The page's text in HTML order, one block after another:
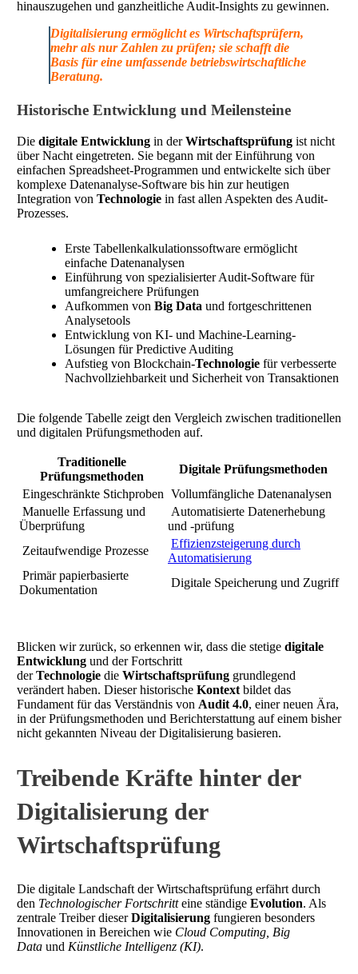
hinauszugehen und ganzheitliche Audit-Insights zu gewinnen.
Digitalisierung ermöglicht es Wirtschaftsprüfern,
mehr als nur Zahlen zu prüfen; sie schafft die
Basis für eine umfassende betriebswirtschaftliche
Beratung.
Historische Entwicklung und Meilensteine
Die digitale Entwicklung in derWirtschaftsprüfung ist nicht
über Nacht eingetreten. Sie begann mit der Einführung von
einfachen Spreadsheet-Programmen und entwickelte sich über
komplexe Datenanalyse-Software bis hin zur heutigen
Integration von Technologie in fast allen Aspekten des Audit-
Prozesses.
Erste Tabellenkalkulationssoftware ermöglicht
einfache Datenanalysen
Einführung von spezialisierter Audit-Software für
umfangreichere Prüfungen
Aufkommen von Big Data und fortgeschrittenen
Analysetools
Entwicklung von KI- und Machine-Learning-
Lösungen für Predictive Auditing
Aufstieg von Blockchain-Technologie für verbesserte
Nachvollziehbarkeit und Sicherheit von Transaktionen
Die folgende Tabelle zeigt den Vergleich zwischen traditionellen
und digitalen Prüfungsmethoden auf.
Traditionelle
Prüfungsmethoden
Digitale Prüfungsmethoden
Eingeschränkte Stichproben Vollumfängliche Datenanalysen
Manuelle Erfassung und
Überprüfung
Automatisierte Datenerhebung
und -prüfung
Zeitaufwendige Prozesse
Effizienzsteigerung durch
Automatisierung
Primär papierbasierte
Dokumentation
Digitale Speicherung und Zugriff
Blicken wir zurück, so erkennen wir, dass die stetige digitale
Entwicklung und der Fortschritt
derTechnologie die Wirtschaftsprüfung grundlegend
verändert haben. Dieser historische Kontext bildet das
Fundament für das Verständnis von Audit 4.0, einer neuen Ära,
in der Prüfungsmethoden und Berichterstattung auf einem bisher
nicht gekannten Niveau der Digitalisierung basieren.
Treibende Kräfte hinter der
Digitalisierung der
Wirtschaftsprüfung
Die digitale Landschaft der Wirtschaftsprüfung erfährt durch
den Technologischer Fortschritteine ständige Evolution. Als
zentrale Treiber dieserDigitalisierung fungieren besonders
Innovationen in Bereichen wie Cloud Computing, Big
Data und Künstliche Intelligenz (KI).